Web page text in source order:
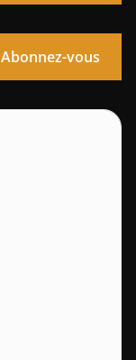
Abonnez-vous